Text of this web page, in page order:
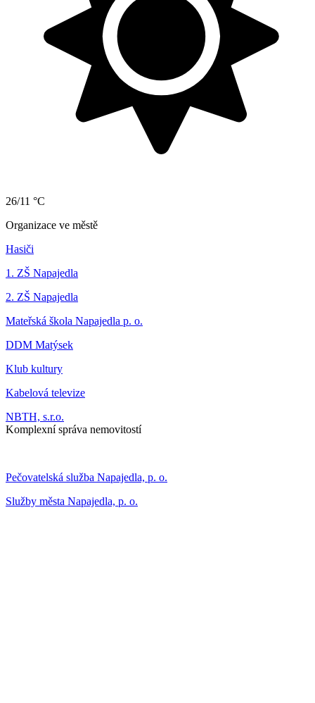
26/11 °C
Organizace ve městě
Hasiči
1. ZŠ Napajedla
2. ZŠ Napajedla
Mateřská škola Napajedla p. o.
DDM Matýsek
Klub kultury
Kabelová televize
NBTH, s.r.o.
Komplexní správa nemovitostí
Pečovatelská služba Napajedla, p. o.
Služby města Napajedla, p. o.